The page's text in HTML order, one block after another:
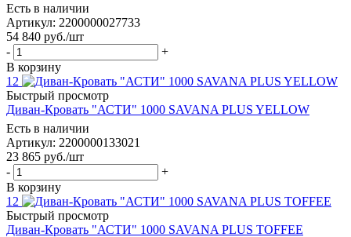
Есть в наличии
Артикул: 2200000027733
54 840 руб./шт
-
+
В корзину
12
Быстрый просмотр
Диван-Кровать "АСТИ" 1000 SAVANA PLUS YELLOW
Есть в наличии
Артикул: 2200000133021
23 865 руб./шт
-
+
В корзину
12
Быстрый просмотр
Диван-Кровать "АСТИ" 1000 SAVANA PLUS TOFFEE